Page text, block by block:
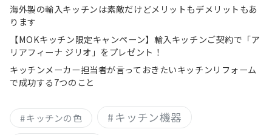
海外製の輸入キッチンは素敵だけどメリットもデメリットもあ
ります
【MOKキッチン限定キャンペーン】輸入キッチンご契約で「ア
リアフィーナ ジリオ」をプレゼント！
キッチンメーカー担当者が言っておきたいキッチンリフォーム
で成功する7つのこと
キッチンの色
キッチン機器